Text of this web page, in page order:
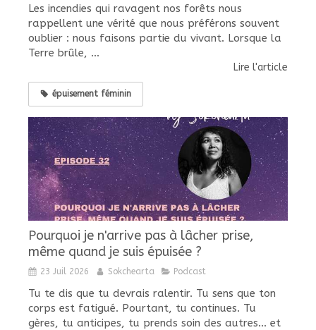
Les incendies qui ravagent nos forêts nous
rappellent une vérité que nous préférons souvent
oublier : nous faisons partie du vivant. Lorsque la
Terre brûle, ...
Lire l'article
épuisement féminin
Pourquoi je n'arrive pas à lâcher prise,
même quand je suis épuisée ?
23 Juil 2026 Sokchearta Podcast
Tu te dis que tu devrais ralentir. Tu sens que ton
corps est fatigué. Pourtant, tu continues. Tu
gères, tu anticipes, tu prends soin des autres... et